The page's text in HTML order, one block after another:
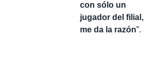
con sólo un
jugador del filial,
me da la razón”.